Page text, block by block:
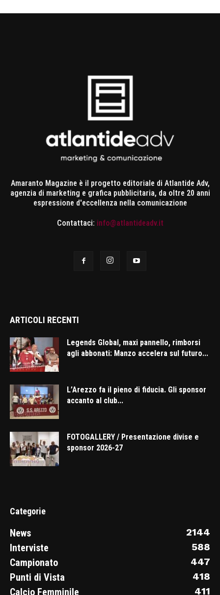
Amaranto Magazine è il progetto editoriale di Atlantide Adv,
agenzia di marketing e grafica pubblicitaria, da oltre 20 anni
espressione d'eccellenza nella comunicazione
Contattaci: info@atlantideadv.it
ARTICOLI RECENTI
Legends Global, maxi pannello, rimborsi
agli abbonati: Manzo accelera sul futuro...
L’Arezzo fa il pieno di fiducia. Gli sponsor
accanto al club...
FOTOGALLERY / Presentazione divise e
sponsor 2026-27
Categorie
News
2144
Interviste
588
Campionato
447
Punti di Vista
418
Calcio Femminile
411